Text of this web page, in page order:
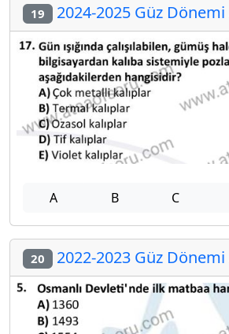
19 2024-2025 Güz Dönemi
A B C
20 2022-2023 Güz Dönemi